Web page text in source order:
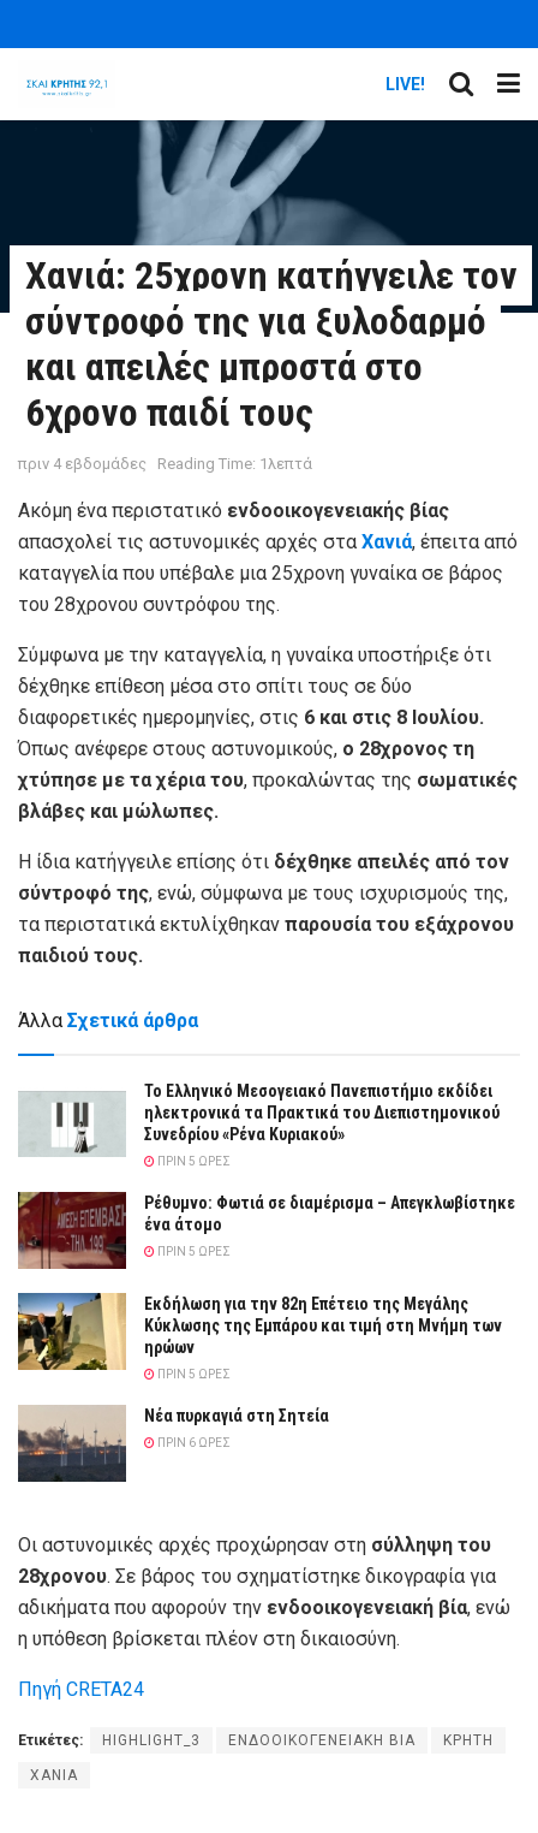
LIVE!
Χανιά: 25χρονη κατήγγειλε τον
σύντροφό της για ξυλοδαρμό
και απειλές μπροστά στο
6χρονο παιδί τους
πριν 4 εβδομάδες Reading Time: 1λεπτά
Ακόμη ένα περιστατικό ενδοοικογενειακής βίας
απασχολεί τις αστυνομικές αρχές στα Χανιά, έπειτα από
καταγγελία που υπέβαλε μια 25χρονη γυναίκα σε βάρος
του 28χρονου συντρόφου της.
Σύμφωνα με την καταγγελία, η γυναίκα υποστήριξε ότι
δέχθηκε επίθεση μέσα στο σπίτι τους σε δύο
διαφορετικές ημερομηνίες, στις 6 και στις 8 Ιουλίου.
Όπως ανέφερε στους αστυνομικούς, ο 28χρονος τη
χτύπησε με τα χέρια του, προκαλώντας της σωματικές
βλάβες και μώλωπες.
Η ίδια κατήγγειλε επίσης ότι δέχθηκε απειλές από τον
σύντροφό της, ενώ, σύμφωνα με τους ισχυρισμούς της,
τα περιστατικά εκτυλίχθηκαν παρουσία του εξάχρονου
παιδιού τους.
Άλλα Σχετικά άρθρα
Το Ελληνικό Μεσογειακό Πανεπιστήμιο εκδίδει
ηλεκτρονικά τα Πρακτικά του Διεπιστημονικού
Συνεδρίου «Ρένα Κυριακού»
ΠΡΙΝ 5 ΏΡΕΣ
Ρέθυμνο: Φωτιά σε διαμέρισμα – Απεγκλωβίστηκε
ένα άτομο
ΠΡΙΝ 5 ΏΡΕΣ
Εκδήλωση για την 82η Επέτειο της Μεγάλης
Κύκλωσης της Εμπάρου και τιμή στη Μνήμη των
ηρώων
ΠΡΙΝ 5 ΏΡΕΣ
Νέα πυρκαγιά στη Σητεία
ΠΡΙΝ 6 ΏΡΕΣ
Οι αστυνομικές αρχές προχώρησαν στη σύλληψη του
28χρονου. Σε βάρος του σχηματίστηκε δικογραφία για
αδικήματα που αφορούν την ενδοοικογενειακή βία, ενώ
η υπόθεση βρίσκεται πλέον στη δικαιοσύνη.
Πηγή CRETA24
Ετικέτες: HIGHLIGHT_3 ΕΝΔΟΟΙΚΟΓΕΝΕΙΑΚΗ ΒΙΑ ΚΡΗΤΗ
ΧΑΝΙΑ